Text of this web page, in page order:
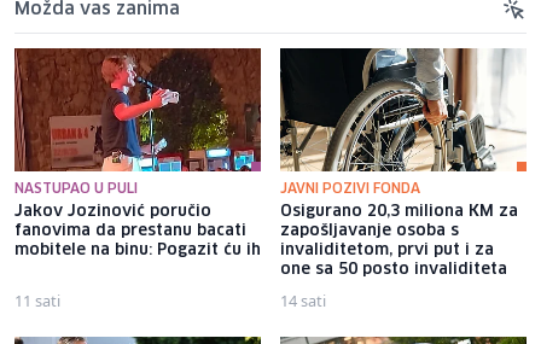
Možda vas zanima
NASTUPAO U PULI
Jakov Jozinović poručio
fanovima da prestanu bacati
mobitele na binu: Pogazit ću ih
11 sati
JAVNI POZIVI FONDA
Osigurano 20,3 miliona KM za
zapošljavanje osoba s
invaliditetom, prvi put i za
one sa 50 posto invaliditeta
14 sati